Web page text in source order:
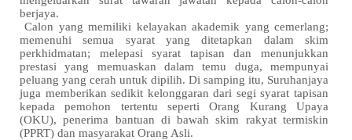
berjaya.
Calon yang memiliki kelayakan akademik yang cemerlang;
memenuhi semua syarat yang ditetapkan dalam skim
perkhidmatan; melepasi syarat tapisan dan menunjukkan
prestasi yang memuaskan dalam temu duga, mempunyai
peluang yang cerah untuk dipilih. Di samping itu, Suruhanjaya
juga memberikan sedikit kelonggaran dari segi syarat tapisan
kepada pemohon tertentu seperti Orang Kurang Upaya
(OKU), penerima bantuan di bawah skim rakyat termiskin
(PPRT) dan masyarakat Orang Asli.